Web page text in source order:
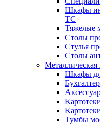
Шкафы
TC
Тяжелые
Столы
Стулья
Столы
Металлическая
Шкафы
Тумбы